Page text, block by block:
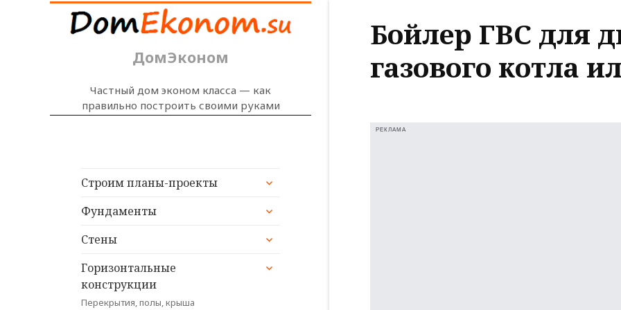
ДомЭконом
Частный дом эконом класса — как
правильно построить своими руками
Строим планы-проекты
раскрыть
меню
Фундаменты
раскрыть
меню
Стены
раскрыть
меню
Горизонтальные
конструкции
Перекрытия, полы, крыша
раскрыть
Бойлер ГВС для
газового котла
РЕКЛАМА